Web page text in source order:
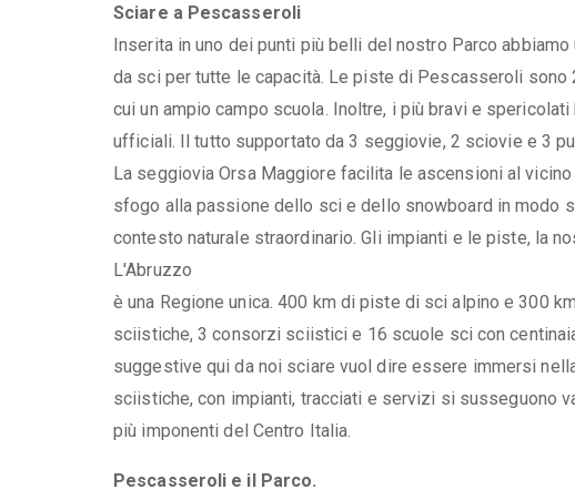
Sciare a Pescasseroli
Inserita in uno dei punti più belli del nostro Parco
da sci per tutte le capacità. Le piste di Pescasseroli
cui un ampio campo scuola. Inoltre, i più bravi e
ufficiali. Il tutto supportato da 3 seggiovie, 2 sciovie e 3
La seggiovia Orsa Maggiore facilita le ascensioni al
sfogo alla passione dello sci e dello snowboard in modo
contesto naturale straordinario. Gli impianti e le piste, la
L'Abruzzo
è una Regione unica. 400 km di piste di sci alpino e 300
sciistiche, 3 consorzi sciistici e 16 scuole sci con
suggestive qui da noi sciare vuol dire essere immersi
sciistiche, con impianti, tracciati e servizi si susseguono
più imponenti del Centro Italia.
Pescasseroli e il Parco.